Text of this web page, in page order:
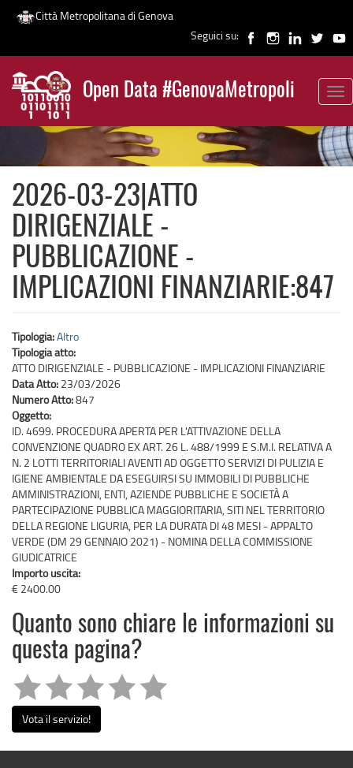
Salta
contenuto
principale
Città Metropolitana di Genova
Seguici su:
Open Data #GenovaMetropoli
News
2026-03-23|ATTO
DIRIGENZIALE -
PUBBLICAZIONE -
IMPLICAZIONI FINANZIARIE:847
Tipologia:Altro
Tipologia atto:
ATTO DIRIGENZIALE - PUBBLICAZIONE - IMPLICAZIONI FINANZIARIE
Data Atto: 23/03/2026
Numero Atto:847
Oggetto:
ID. 4699. PROCEDURA APERTA PER L'ATTIVAZIONE DELLA
CONVENZIONE QUADRO EX ART. 26 L. 488/1999 E S.M.I. RELATIVA A
N. 2 LOTTI TERRITORIALI AVENTI AD OGGETTO SERVIZI DI PULIZIA E
IGIENE AMBIENTALE DA ESEGUIRSI SU IMMOBILI DI PUBBLICHE
AMMINISTRAZIONI, ENTI, AZIENDE PUBBLICHE E SOCIETÀ A
PARTECIPAZIONE PUBBLICA MAGGIORITARIA, SITI NEL TERRITORIO
DELLA REGIONE LIGURIA, PER LA DURATA DI 48 MESI - APPALTO
VERDE (DM 29 GENNAIO 2021) - NOMINA DELLA COMMISSIONE
GIUDICATRICE
Importo uscita:
€ 2400.00
Quanto sono chiare le informazioni su
questa pagina?
Vota il servizio!